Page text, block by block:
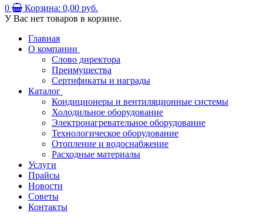
0 Корзина: 0,00 руб.
У Вас нет товаров в корзине.
Главная
О компании
Слово директора
Преимущества
Сертификаты и награды
Каталог
Кондиционеры и вентиляционные системы
Холодильное оборудование
Электронагревательное оборудование
Технологическое оборудование
Отопление и водоснабжение
Расходные материалы
Услуги
Прайсы
Новости
Советы
Контакты